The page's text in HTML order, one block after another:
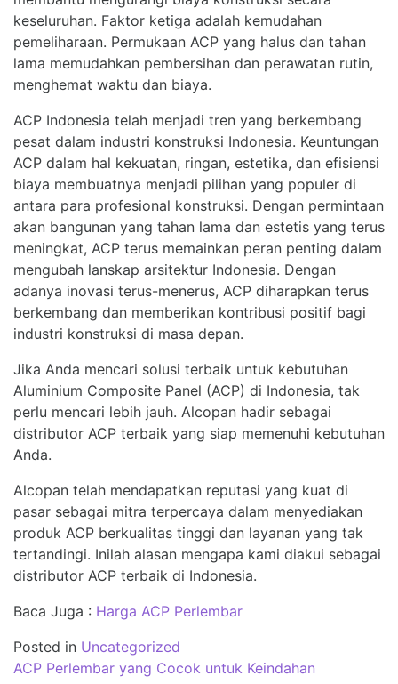
keseluruhan. Faktor ketiga adalah kemudahan
pemeliharaan. Permukaan ACP yang halus dan tahan
lama memudahkan pembersihan dan perawatan rutin,
menghemat waktu dan biaya.
ACP Indonesia telah menjadi tren yang berkembang
pesat dalam industri konstruksi Indonesia. Keuntungan
ACP dalam hal kekuatan, ringan, estetika, dan efisiensi
biaya membuatnya menjadi pilihan yang populer di
antara para profesional konstruksi. Dengan permintaan
akan bangunan yang tahan lama dan estetis yang terus
meningkat, ACP terus memainkan peran penting dalam
mengubah lanskap arsitektur Indonesia. Dengan
adanya inovasi terus-menerus, ACP diharapkan terus
berkembang dan memberikan kontribusi positif bagi
industri konstruksi di masa depan.
Jika Anda mencari solusi terbaik untuk kebutuhan
Aluminium Composite Panel (ACP) di Indonesia, tak
perlu mencari lebih jauh. Alcopan hadir sebagai
distributor ACP terbaik yang siap memenuhi kebutuhan
Anda.
Alcopan telah mendapatkan reputasi yang kuat di
pasar sebagai mitra terpercaya dalam menyediakan
produk ACP berkualitas tinggi dan layanan yang tak
tertandingi. Inilah alasan mengapa kami diakui sebagai
distributor ACP terbaik di Indonesia.
Baca Juga : Harga ACP Perlembar
Posted in Uncategorized
Post
navigation
ACP Perlembar yang Cocok untuk Keindahan